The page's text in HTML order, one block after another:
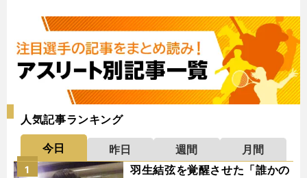
人気記事ランキング
今日 昨日 週間
月間
羽生結弦を覚醒させた「誰かの
1